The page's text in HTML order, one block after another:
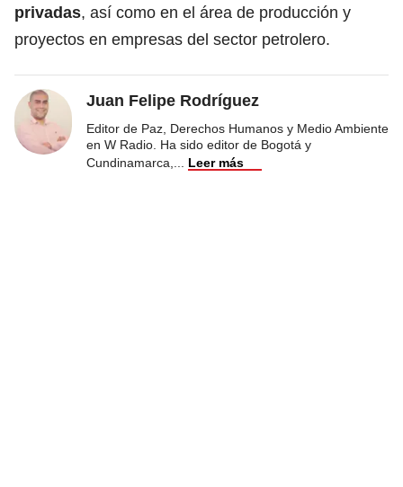
privadas, así como en el área de producción y
proyectos en empresas del sector petrolero.
Juan Felipe Rodríguez
Editor de Paz, Derechos Humanos y Medio Ambiente
en W Radio. Ha sido editor de Bogotá y
Cundinamarca,
Leer más